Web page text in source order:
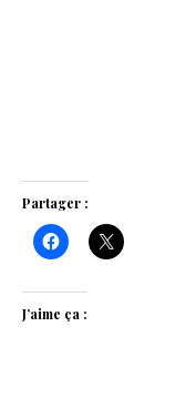
Partager :
J’aime ça :